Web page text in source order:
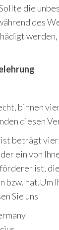
die
des
binnen
diesen
beträgt
ein von
ist,
bzw.
Sie uns